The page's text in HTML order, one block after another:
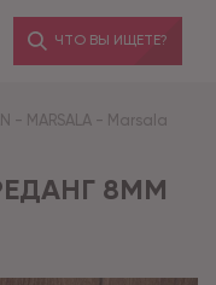
ЧТО ВЫ ИЩЕТЕ?
- MARSALA - Marsala
8ММ